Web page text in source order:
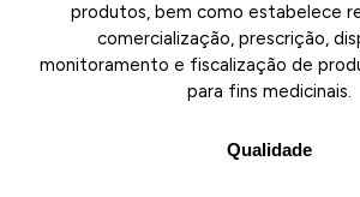
produtos, bem como estabelece
comercialização, prescrição,
monitoramento e fiscalização de
para fins medicinais.
Qualidade